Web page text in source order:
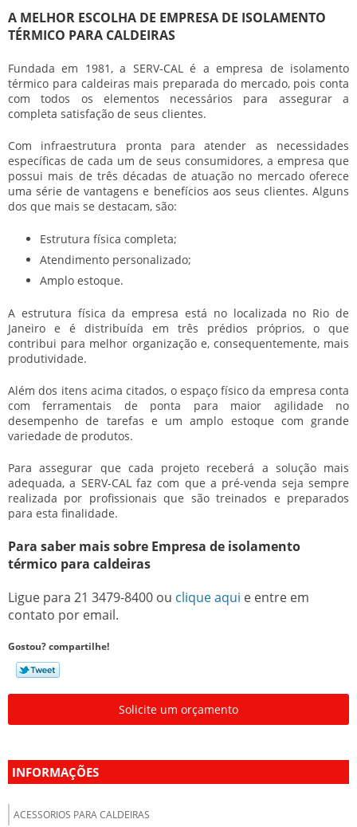
A MELHOR ESCOLHA DE EMPRESA DE ISOLAMENTO
TÉRMICO PARA CALDEIRAS
Fundada em 1981, a SERV-CAL é a empresa de isolamento
térmico para caldeiras mais preparada do mercado, pois conta
com todos os elementos necessários para assegurar a
completa satisfação de seus clientes.
Com infraestrutura pronta para atender as necessidades
específicas de cada um de seus consumidores, a empresa que
possui mais de três décadas de atuação no mercado oferece
uma série de vantagens e benefícios aos seus clientes. Alguns
dos que mais se destacam, são:
Estrutura física completa;
Atendimento personalizado;
Amplo estoque.
A estrutura física da empresa está no localizada no Rio de
Janeiro e é distribuída em três prédios próprios, o que
contribui para melhor organização e, consequentemente, mais
produtividade.
Além dos itens acima citados, o espaço físico da empresa conta
com ferramentais de ponta para maior agilidade no
desempenho de tarefas e um amplo estoque com grande
variedade de produtos.
Para assegurar que cada projeto receberá a solução mais
adequada, a SERV-CAL faz com que a pré-venda seja sempre
realizada por profissionais que são treinados e preparados
para esta finalidade.
Para saber mais sobre Empresa de isolamento
térmico para caldeiras
Ligue para 21 3479-8400 ou clique aqui e entre em
contato por email.
Gostou? compartilhe!
Solicite um orçamento
INFORMAÇÕES
ACESSORIOS PARA CALDEIRAS